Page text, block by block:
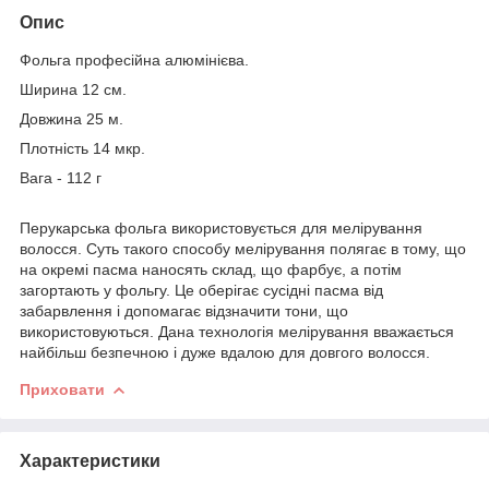
Опис
Фольга професійна алюмінієва.
Ширина 12 см.
Довжина 25 м.
Плотність 14 мкр.
Вага - 112 г
Перукарська фольга використовується для мелірування
волосся. Суть такого способу мелірування полягає в тому, що
на окремі пасма наносять склад, що фарбує, а потім
загортають у фольгу. Це оберігає сусідні пасма від
забарвлення і допомагає відзначити тони, що
використовуються. Дана технологія мелірування вважається
найбільш безпечною і дуже вдалою для довгого волосся.
Приховати
Характеристики